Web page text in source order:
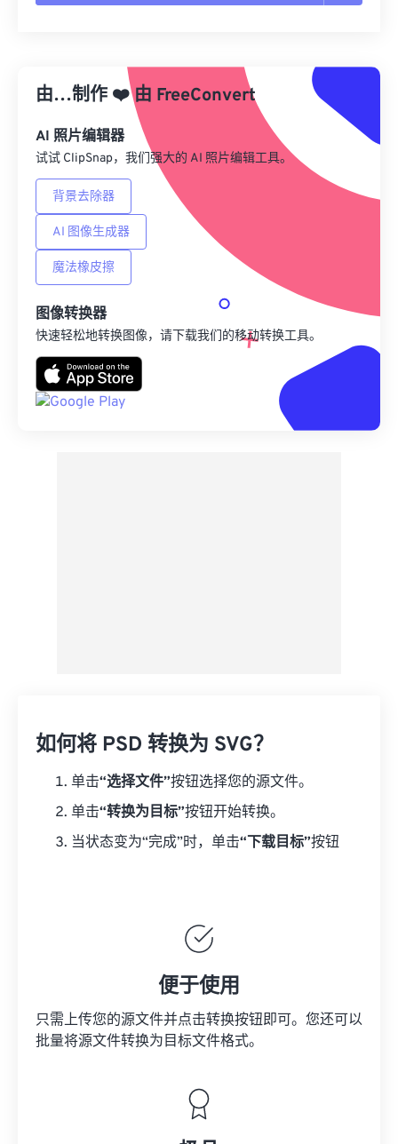
从预设应用
另存为预设
由…制作 ❤️由 FreeConvert
AI 照片编辑器
试试 ClipSnap，我们强大的 AI 照片编辑工具。
背景去除器
AI 图像生成器
魔法橡皮擦
图像转换器
快速轻松地转换图像，请下载我们的移动转换工具。
如何将 PSD 转换为 SVG？
单击“选择文件”按钮选择您的源文件。
单击“转换为目标”按钮开始转换。
当状态变为“完成”时，单击“下载目标”按钮
便于使用
只需上传您的源文件并点击转换按钮即可。您还可以
批量将源文件转换为目标文件格式。